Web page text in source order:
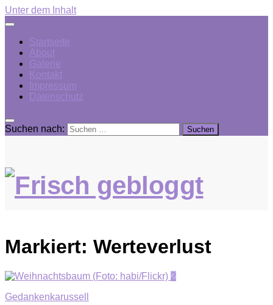
Unter dem Inhalt
Startseite
About
Galerie
Kontakt
Impressum
Datenschutz
Suchen nach:
Markiert: Werteverlust
2
Gedankenkarussell